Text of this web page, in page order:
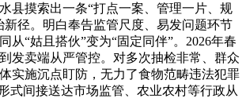
县摸索出一条“打点一案、管理一片、规
新径。明白奉告监管尺度、易发问题环节
从“姑且搭伙”变为“固定同伴”。2026年春
发卖端从严管控。对多次抽检非常、群众
实施沉点盯防，无力了食物范畴违法犯罪
式间接送达市场监管、农业农村等行政从